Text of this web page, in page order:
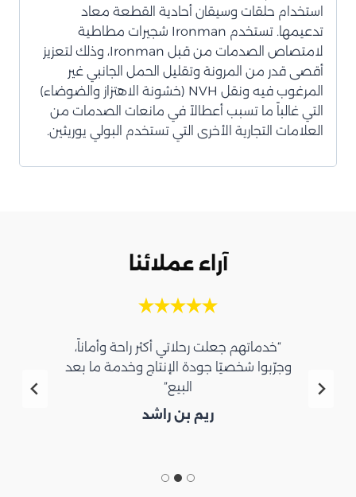
استخدام حلقات وسيقان أحادية القطعة معاد
تدعيمها. تستخدم Ironman شجيرات مطاطية
لامتصاص الصدمات من قبل Ironman، وذلك لتعزيز
أقصى قدر من المرونة وتقليل الحمل الجانبي غير
المرغوب فيه ونقل NVH (خشونة الاهتزاز والضوضاء)
التي غالباً ما تسبب أعطالاً في مانعات الصدمات من
العلامات التجارية الأخرى التي تستخدم البولي يوريثين.
آراء عملائنا
“خدماتهم جعلت رحلاتي أكثر راحة وأماناً،
وجرّبوا شخصيًا جودة الإنتاج وخدمة ما بعد
البيع”
ريم بن راشد